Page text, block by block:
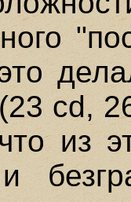
это
cd,
из